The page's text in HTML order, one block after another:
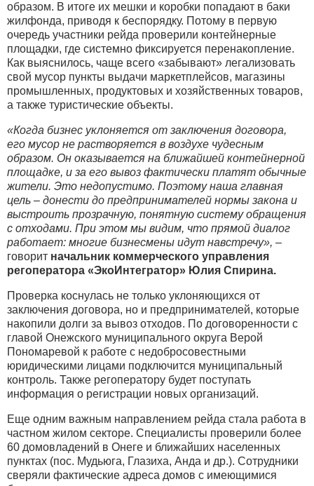
образом. В итоге их мешки и коробки попадают в баки
жилфонда, приводя к беспорядку. Потому в первую
очередь участники рейда проверили контейнерные
площадки, где системно фиксируется перенакопление.
Как выяснилось, чаще всего «забывают» легализовать
свой мусор пункты выдачи маркетплейсов, магазины
промышленных, продуктовых и хозяйственных товаров,
а также туристические объекты.
«Когда бизнес уклоняется от заключения договора,
его мусор не растворяется в воздухе чудесным
образом. Он оказывается на ближайшей контейнерной
площадке, и за его вывоз фактически платят обычные
жители. Это недопустимо. Поэтому наша главная
цель – донести до предпринимателей нормы закона и
выстроить прозрачную, понятную систему обращения
с отходами. При этом мы видим, что прямой диалог
работает: многие бизнесмены идут навстречу», –
говорит начальник коммерческого управления
регоператора «ЭкоИнтегратор» Юлия Спирина.
Проверка коснулась не только уклоняющихся от
заключения договора, но и предпринимателей, которые
накопили долги за вывоз отходов. По договоренности с
главой Онежского муниципального округа Верой
Пономаревой к работе с недобросовестными
юридическими лицами подключится муниципальный
контроль. Также регоператору будет поступать
информация о регистрации новых организаций.
Еще одним важным направлением рейда стала работа в
частном жилом секторе. Специалисты проверили более
60 домовладений в Онеге и ближайших населенных
пунктах (пос. Мудьюга, Глазиха, Анда и др.). Сотрудники
сверяли фактические адреса домов с имеющимися